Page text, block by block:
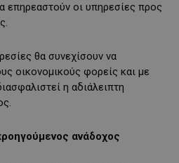
επηρεαστούν οι υπηρεσίες προς
θα συνεχίσουν να
οικονομικούς φορείς και με
η αδιάλειπτη
ανάδοχος